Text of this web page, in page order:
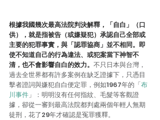
根據我國幾次最高法院判決解釋，「自白」（口
供），就是指被告（或嫌疑犯）承認自己全部或
主要的犯罪事實，與「認罪協商」並不相同。即
使不知道自己的行為違法、或犯案當下神智不
清，也不會影響自白的效力。 不只日本與台灣，
過去全世界都有許多案例在缺乏證據下，只憑目
擊者證詞與嫌犯自白便定罪，例如1967年的「布
川事件 」：明明沒有任何指紋、毛髮等客觀證
據，卻從一審到最高法院都判處兩個年輕人無期
徒刑，花了29年才確認是冤罪獲釋。